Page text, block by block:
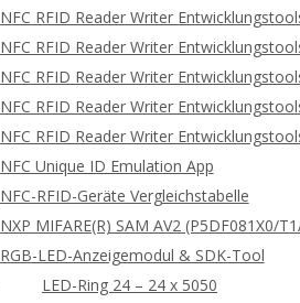
NFC RFID Reader Writer
NFC RFID Reader Writer
NFC RFID Reader Writer
NFC RFID Reader Writer
NFC RFID Reader Writer
NFC Unique ID Emulation App
NFC-RFID-Geräte Vergleichstabelle
NXP MIFARE(R) SAM AV2 (P5DF081X0/
RGB-LED-Anzeigemodul & SDK-Tool
LED-Ring 24 – 24 x 5050